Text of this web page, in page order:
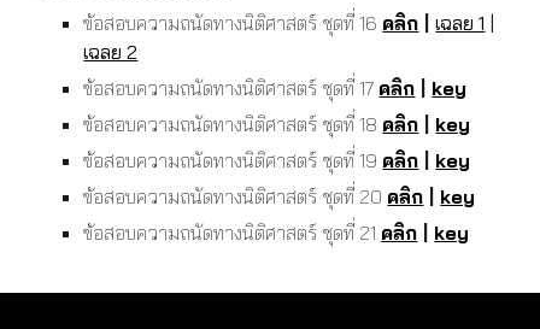
ข้อสอบความถนัดทางนิติศาสตร์ ชุดที่ 16 คลิก |เฉลย 1 |
เฉลย 2
ข้อสอบความถนัดทางนิติศาสตร์ ชุดที่ 17 คลิก
key
ข้อสอบความถนัดทางนิติศาสตร์ ชุดที่ 18 คลิก
key
ข้อสอบความถนัดทางนิติศาสตร์ ชุดที่ 19 คลิก
key
ข้อสอบความถนัดทางนิติศาสตร์ ชุดที่ 20 คลิก
key
ข้อสอบความถนัดทางนิติศาสตร์ ชุดที่ 21 คลิก key